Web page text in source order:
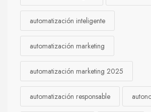
automatización inteligente
automatización marketing
automatización marketing 2025
automatización responsable